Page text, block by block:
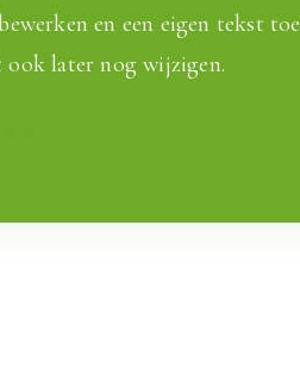
en een eigen tekst
ook later nog wijzigen.